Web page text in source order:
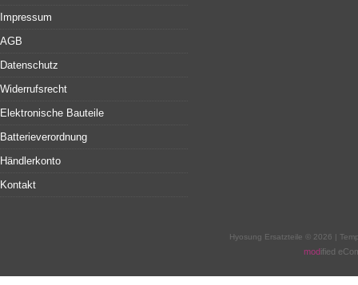
Impressum
AGB
Datenschutz
Widerrufsrecht
Elektronische Bauteile
Batterieverordnung
Händlerkonto
Kontakt
Hyosung Ersatzteile © 2026 |
modified